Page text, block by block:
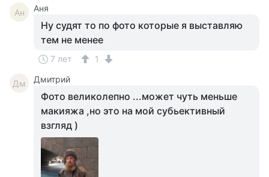
Ан Аня
Ну судят то по фото которые я выставляю
тем не менее
7 лет 1
Дм Дмитрий
Фото великолепно ...может чуть меньше
макияжа ,но это на мой субьективный
взгляд )